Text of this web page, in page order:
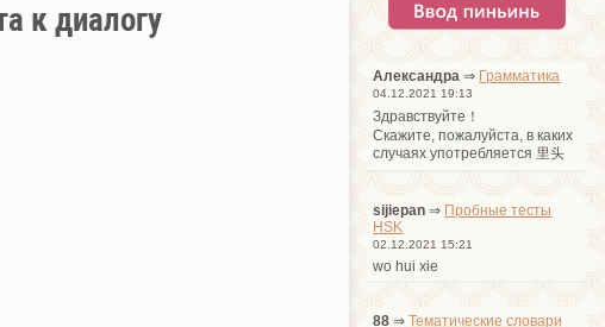
к диалогу
Александра ⇒ Грамматика
04.12.2021 19:13
Здравствуйте！
Cкажите, пожалуйста, в каких
случаях употребляется 里头
sijiepan ⇒ Пробные тесты
HSK
02.12.2021 15:21
wo hui xie
88 ⇒Тематические словари